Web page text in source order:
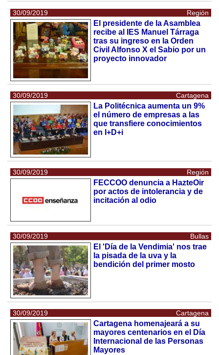
30/09/2019 Región
El presidente de la Asamblea
recibe al IES Manuel Tárraga
tras su ingreso en la Orden
Civil Alfonso X el Sabio por un
proyecto innovador
30/09/2019 Cartagena
La Politécnica aumenta un 9%
el número de empresas a las
que transfiere conocimientos
en I+D+i
30/09/2019 Región
FECCOO denuncia a HazteOir
por actos de intolerancia y de
incitación al odio
30/09/2019 Bullas
El 'Día de la Vendimia' nos trae
la pisada de la uva y la
bendición del primer mosto
30/09/2019 Cartagena
Cartagena homenajeará a su
mayores centenarios en el Día
Internacional de las Personas
Mayores